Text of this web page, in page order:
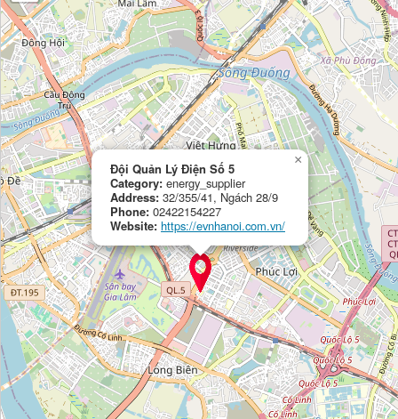
Công Ty TNHH Việt Ấn
Category:energy_supplier
CN Cty CP Tập đoàn Hoa Sen tại Mộ Đức
Category:energy_supplier
Doanh Nghiệp Tư Nhân Bàu Nú 81
Category:energy_supplier
Điện lực Đức Huệ
Category:energy_supplier
การไฟฟ้าส่วนภูมิภาค
Đội Quản Lý Điện Số 5
Category: energy_supplier
Address: 32/355/41, Ngách 28/9
Phone: 02422154227
Website: https://evnhanoi.com.vn/
×